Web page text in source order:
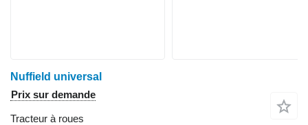
Nuffield universal
Prix sur demande
Tracteur à roues